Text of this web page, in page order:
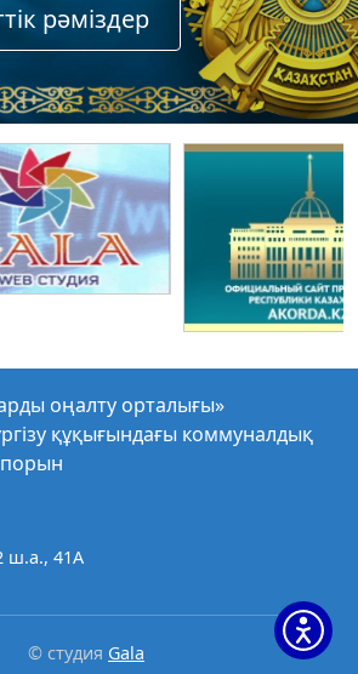
рәмiздер
оңалту орталығы»
құқығындағы коммуналдық
ш.а., 41А
© студия Gala